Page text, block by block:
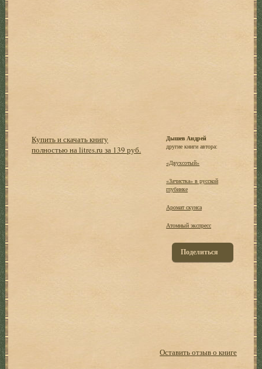
Купить и скачать книгу
полностью на litres.ru за 139 руб.
Дышев Андрей
другие книги автора:
«Двухсотый»
«Зачистка» в русской
глубинке
Аромат скунса
Атомный экспресс
Поделиться
Оставить отзыв о книге